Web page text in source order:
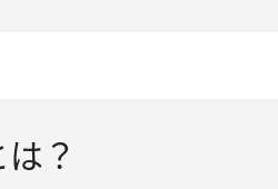
？